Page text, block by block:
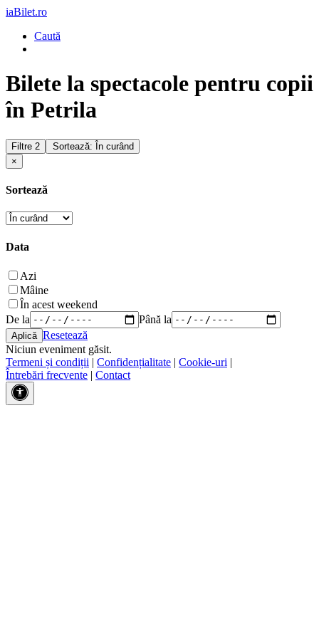
iaBilet.ro
Caută
Bilete la spectacole pentru copii
în Petrila
Filtre 2
Sortează: În curând
×
Sortează
Data
Azi
Mâine
În acest weekend
De la
Până la
Resetează
Niciun eveniment găsit.
Termeni și condiții | Confidențialitate | Cookie-uri |
Întrebări frecvente | Contact